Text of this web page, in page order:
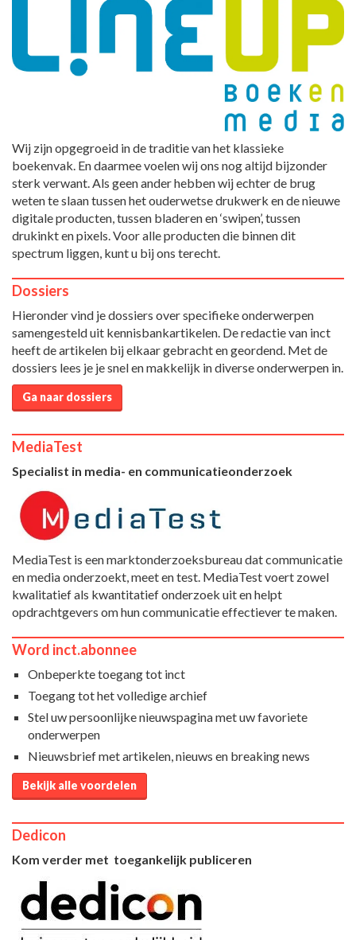
Wij zijn opgegroeid in de traditie van het klassieke
boekenvak. En daarmee voelen wij ons nog altijd bijzonder
sterk verwant. Als geen ander hebben wij echter de brug
weten te slaan tussen het ouderwetse drukwerk en de nieuwe
digitale producten, tussen bladeren en ‘swipen’, tussen
drukinkt en pixels. Voor alle producten die binnen dit
spectrum liggen, kunt u bij ons terecht.
Dossiers
Hieronder vind je dossiers over specifieke onderwerpen
samengesteld uit kennisbankartikelen. De redactie van inct
heeft de artikelen bij elkaar gebracht en geordend. Met de
dossiers lees je je snel en makkelijk in diverse onderwerpen in.
Ga naar dossiers
MediaTest
Specialist in media- en communicatieonderzoek
MediaTest is een marktonderzoeksbureau dat communicatie
en media onderzoekt, meet en test. MediaTest voert zowel
kwalitatief als kwantitatief onderzoek uit en helpt
opdrachtgevers om hun communicatie effectiever te maken.
Word inct.abonnee
Onbeperkte toegang tot inct
Toegang tot het volledige archief
Stel uw persoonlijke nieuwspagina met uw favoriete
onderwerpen
Nieuwsbrief met artikelen, nieuws en breaking news
Bekijk alle voordelen
Dedicon
Kom verder met toegankelijk publiceren